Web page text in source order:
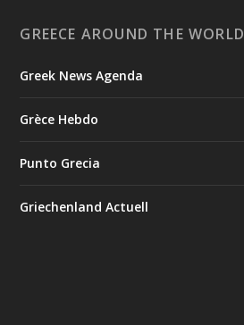
GREECE AROUND THE WORLD
Greek News Agenda
Grèce Hebdo
Punto Grecia
Griechenland Actuell